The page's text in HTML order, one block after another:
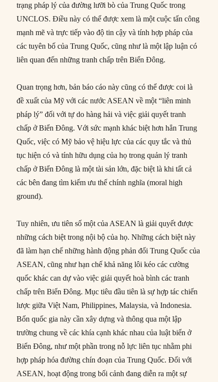
trạng pháp lý của đường lưỡi bò của Trung Quốc trong
UNCLOS. Điều này có thể được xem là một cuộc tấn công
mạnh mẽ và trực tiếp vào độ tin cậy và tính hợp pháp của
các tuyên bố của Trung Quốc, cũng như là một lập luận có
liên quan đến những tranh chấp trên Biển Đông.
Quan trọng hơn, bản báo cáo này cũng có thể được coi là
đề xuất của Mỹ với các nước ASEAN về một “liên minh
pháp lý” đối với tự do hàng hải và việc giải quyết tranh
chấp ở Biển Đông. Với sức mạnh khác biệt hơn hẳn Trung
Quốc, việc có Mỹ bảo vệ hiệu lực của các quy tắc và thủ
tục hiện có và tính hữu dụng của họ trong quản lý tranh
chấp ở Biển Đông là một tài sản lớn, đặc biệt là khi tất cả
các bên đang tìm kiếm ưu thế chính nghĩa (moral high
ground).
Tuy nhiên, ưu tiên số một của ASEAN là giải quyết được
những cách biệt trong nội bộ của họ. Những cách biệt này
đã làm hạn chế những hành động phản đối Trung Quốc của
ASEAN, cũng như hạn chế khả năng lôi kéo các cường
quốc khác can dự vào việc giải quyết hoà bình các tranh
chấp trên Biển Đông. Mục tiêu đầu tiên là sự hợp tác chiến
lược giữa Việt Nam, Philippines, Malaysia, và Indonesia.
Bốn quốc gia này cần xây dựng và thông qua một lập
trường chung về các khía cạnh khác nhau của luật biển ở
Biển Đông, như một phần trong nỗ lực liên tục nhằm phi
hợp pháp hóa đường chín đoạn của Trung Quốc. Đối với
ASEAN, hoạt động trong bối cảnh đang diễn ra một sự